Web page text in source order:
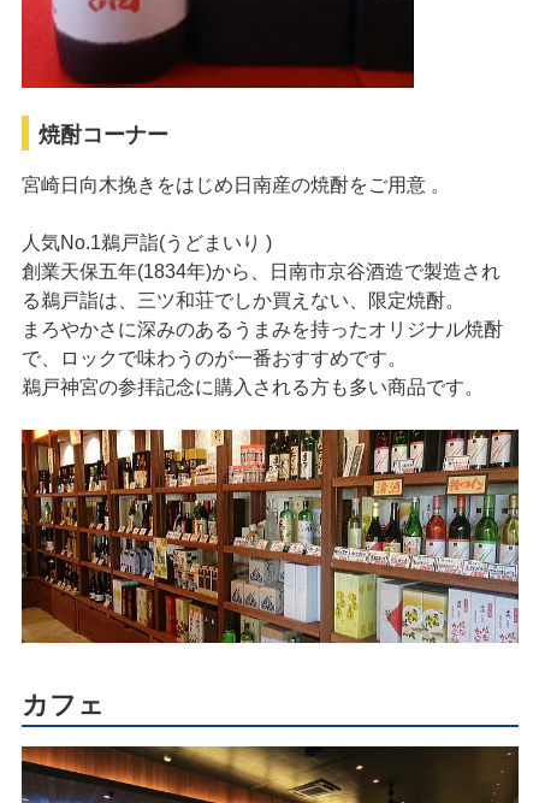
焼酎コーナー
宮崎日向木挽きをはじめ日南産の焼酎をご用意 。
人気No.1鵜戸詣(うどまいり )
創業天保五年(1834年)から、日南市京谷酒造で製造され
る鵜戸詣は、三ツ和荘でしか買えない、限定焼酎。
まろやかさに深みのあるうまみを持ったオリジナル焼酎
で、ロックで味わうのが一番おすすめです。
鵜戸神宮の参拝記念に購入される方も多い商品です。
カフェ